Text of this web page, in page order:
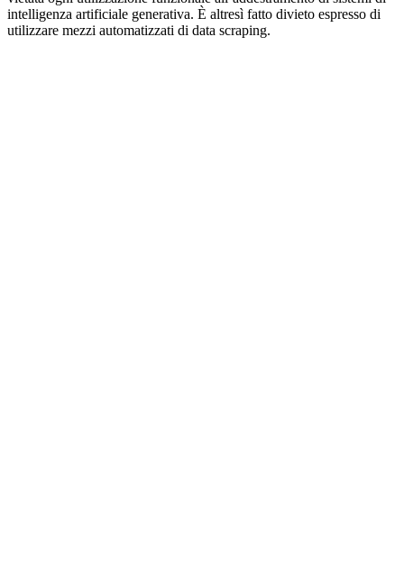
intelligenza artificiale generativa. È altresì fatto divieto espresso di
utilizzare mezzi automatizzati di data scraping.